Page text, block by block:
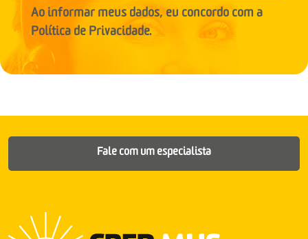
Ao informar meus dados, eu concordo com a
Política de Privacidade.
Fale com um especialista